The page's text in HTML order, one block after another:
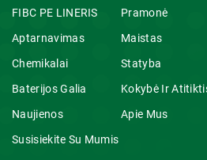
FIBC PE LINERIS
Pramonė
Aptarnavimas
Maistas
Chemikalai
Statyba
Baterijos Galia
Kokybė Ir
Naujienos
Apie Mus
Susisiekite Su Mumis